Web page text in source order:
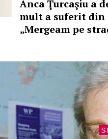
Anca Ţurcaşiu a
mult a suferit din
„Mergeam pe